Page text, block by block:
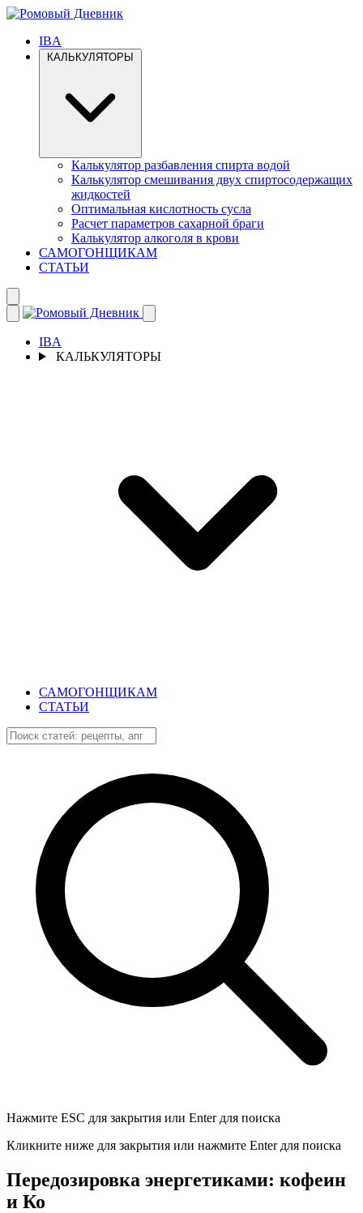
IBA
Калькулятор разбавления спирта водой
Калькулятор смешивания двух спиртосодержащих
жидкостей
Оптимальная кислотность сусла
Расчет параметров сахарной браги
Калькулятор алкоголя в крови
САМОГОНЩИКАМ
СТАТЬИ
IBA
КАЛЬКУЛЯТОРЫ
САМОГОНЩИКАМ
СТАТЬИ
Нажмите ESC для закрытия или Enter для поиска
Кликните ниже для закрытия или нажмите Enter для поиска
Передозировка энергетиками: кофеин
и Ко